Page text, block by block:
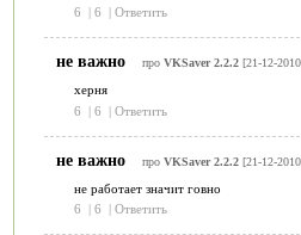
6
| 6 | Ответить
не важно про VKSaver 2.2.2[21-12-
херня
6
| 6 | Ответить
не важно про VKSaver 2.2.2[21-12-
не работает значит говно
6
| 6 | Ответить